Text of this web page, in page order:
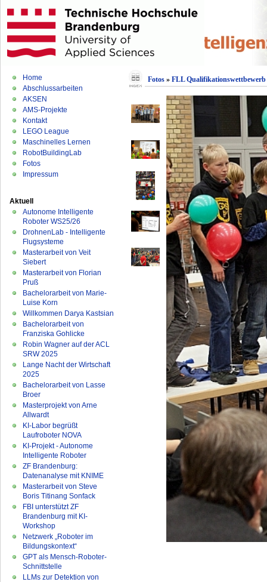
Home
Abschlussarbeiten
AKSEN
AMS-Projekte
Kontakt
LEGO League
Maschinelles Lernen
RobotBuildingLab
Fotos
Impressum
Aktuell
Autonome Intelligente
Roboter WS25/26
DrohnenLab - Intelligente
Flugsysteme
Masterarbeit von Veit
Siebert
Masterarbeit von Florian
Pruß
Bachelorarbeit von Marie-
Luise Korn
Willkommen Darya Kastsian
Bachelorarbeit von
Franziska Gohlicke
Robin Wagner auf der ACL
SRW 2025
Lange Nacht der Wirtschaft
2025
Bachelorarbeit von Lasse
Broer
Masterprojekt von Arne
Allwardt
KI-Labor begrüßt
Laufroboter NOVA
KI-Projekt - Autonome
Intelligente Roboter
ZF Brandenburg:
Datenanalyse mit KNIME
Masterarbeit von Steve
Boris Titinang Sonfack
FBI unterstützt ZF
Brandenburg mit KI-
Workshop
Netzwerk „Roboter im
Bildungskontext“
GPT als Mensch-Roboter-
Schnittstelle
LLMs zur Detektion von
Fotos» FLL Qualifikationswettbewerb